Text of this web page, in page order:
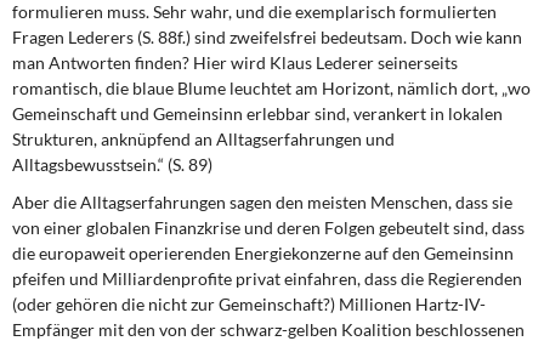
formulieren muss. Sehr wahr, und die exemplarisch formulierten
Fragen Lederers (S. 88f.) sind zweifelsfrei bedeutsam. Doch wie kann
man Antworten finden? Hier wird Klaus Lederer seinerseits
romantisch, die blaue Blume leuchtet am Horizont, nämlich dort, „wo
Gemeinschaft und Gemeinsinn erlebbar sind, verankert in lokalen
Strukturen, anknüpfend an Alltagserfahrungen und
Alltagsbewusstsein.“ (S. 89)
Aber die Alltagserfahrungen sagen den meisten Menschen, dass sie
von einer globalen Finanzkrise und deren Folgen gebeutelt sind, dass
die europaweit operierenden Energiekonzerne auf den Gemeinsinn
pfeifen und Milliardenprofite privat einfahren, dass die Regierenden
(oder gehören die nicht zur Gemeinschaft?) Millionen Hartz-IV-
Empfänger mit den von der schwarz-gelben Koalition beschlossenen